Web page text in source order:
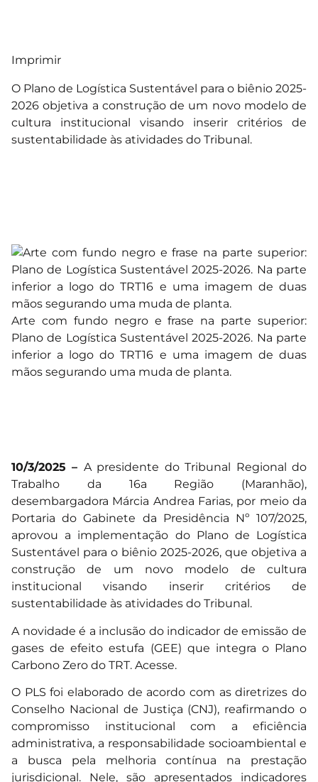
Imprimir
O Plano de Logística Sustentável para o biênio 2025-
2026 objetiva a construção de um novo modelo de
cultura institucional visando inserir critérios de
sustentabilidade às atividades do Tribunal.
Arte com fundo negro e frase na parte superior:
Plano de Logística Sustentável 2025-2026. Na parte
inferior a logo do TRT16 e uma imagem de duas
mãos segurando uma muda de planta.
10/3/2025 – A presidente do Tribunal Regional do
Trabalho da 16a Região (Maranhão),
desembargadora Márcia Andrea Farias, por meio da
Portaria do Gabinete da Presidência Nº 107/2025,
aprovou a implementação do Plano de Logística
Sustentável para o biênio 2025-2026, que objetiva a
construção de um novo modelo de cultura
institucional visando inserir critérios de
sustentabilidade às atividades do Tribunal.
A novidade é a inclusão do indicador de emissão de
gases de efeito estufa (GEE) que integra o Plano
Carbono Zero do TRT. Acesse.
O PLS foi elaborado de acordo com as diretrizes do
Conselho Nacional de Justiça (CNJ), reafirmando o
compromisso institucional com a eficiência
administrativa, a responsabilidade socioambiental e
a busca pela melhoria contínua na prestação
jurisdicional. Nele, são apresentados indicadores